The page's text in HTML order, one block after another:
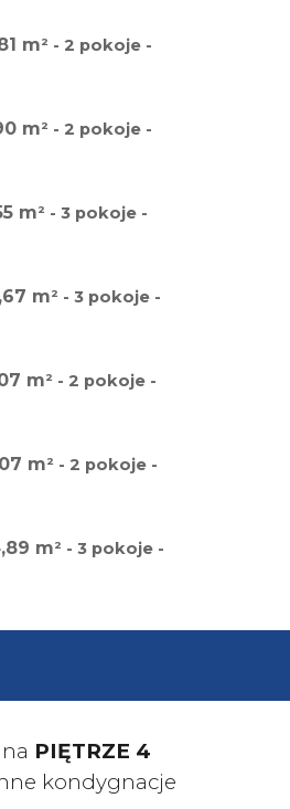
m² - 2 pokoje -
m² - 2 pokoje -
m² - 3 pokoje -
m² - 3 pokoje -
m² - 2 pokoje -
m² - 2 pokoje -
m² - 3 pokoje -
PIĘTRZE 4
kondygnacje